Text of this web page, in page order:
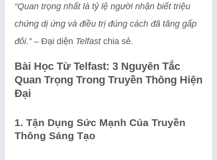
“Quan trọng nhất là tỷ lệ người nhận biết triệu
chứng dị ứng và điều trị đúng cách đã tăng gấp
đôi.”– Đại diện Telfastchia sẻ.
Bài Học Từ Telfast: 3 Nguyên Tắc
Quan Trọng Trong Truyền Thông Hiện
Đại
1. Tận Dụng Sức Mạnh Của Truyền
Thông Sáng Tạo